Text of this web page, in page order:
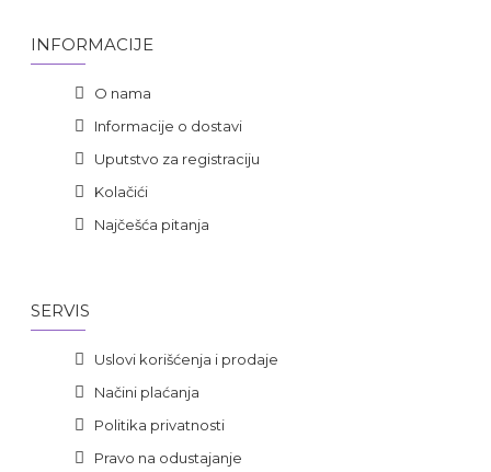
INFORMACIJE
O nama
Informacije o dostavi
Uputstvo za registraciju
Kolačići
Najčešća pitanja
SERVIS
Uslovi korišćenja i prodaje
Načini plaćanja
Politika privatnosti
Pravo na odustajanje